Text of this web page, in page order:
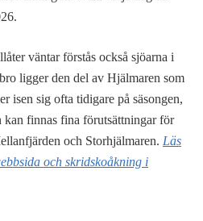
väntar förstås också sjöarna i
ligger den del av Hjälmaren som
isen sig ofta tidigare på säsongen,
kan finnas fina förutsättningar för
och Storhjälmaren. Läs
och skridskoåkning i